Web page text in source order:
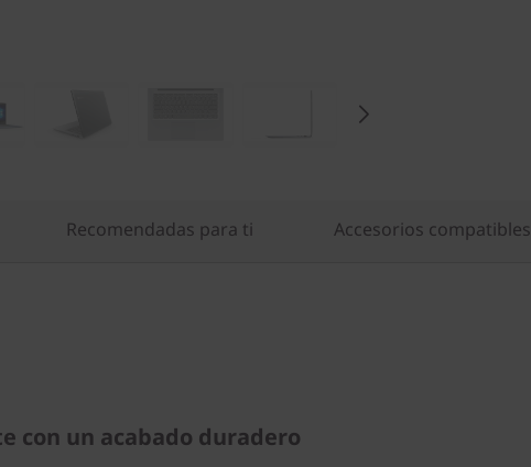
Recomendadas para ti Accesorios compatibles
con un acabado duradero